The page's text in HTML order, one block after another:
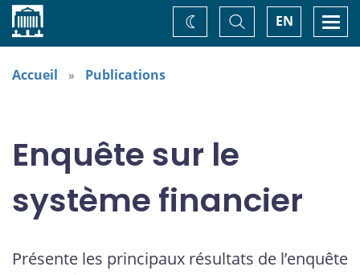
Accueil EN
Basculer
la
recherche
Changez
de
Accueil Publications
Enquête sur le
système financier
Présente les principaux résultats de l’enquête